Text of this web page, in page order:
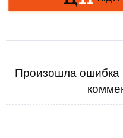
Произошла ошибка